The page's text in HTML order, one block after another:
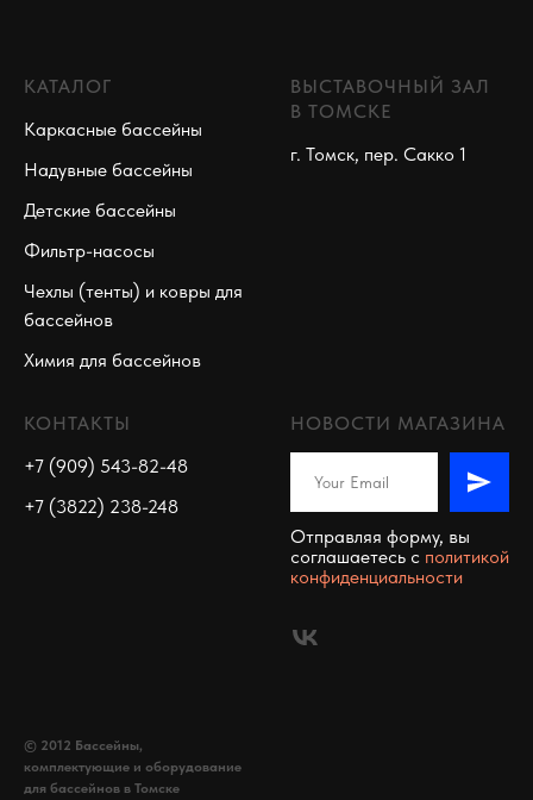
КАТАЛОГ
Каркасные бассейны
Надувные бассейны
Детские бассейны
Фильтр-насосы
Чехлы (тенты) и ковры для
бассейнов
Химия для бассейнов
ВЫСТАВОЧНЫЙ ЗАЛ
В ТОМСКЕ
г. Томск, пер. Сакко 1
КОНТАКТЫ
+7 (909) 543-82-48
+7 (3822) 238-248
НОВОСТИ МАГАЗИНА
Отправляя форму, вы
соглашаетесь c политикой
конфиденциальности
© 2012 Бассейны,
комплектующие и оборудование
для бассейнов в Томске